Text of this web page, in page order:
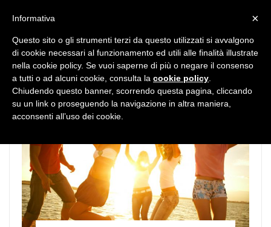
×
Informativa
Questo sito o gli strumenti terzi da questo utilizzati si avvalgono
di cookie necessari al funzionamento ed utili alle finalità illustrate
nella cookie policy. Se vuoi saperne di più o negare il consenso
a tutti o ad alcuni cookie, consulta la cookie policy
Chiudendo questo banner, scorrendo questa pagina, cliccando
su un link o proseguendo la navigazione in altra maniera,
acconsenti all’uso dei cookie.